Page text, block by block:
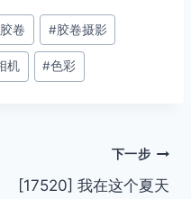
胶卷 #胶卷摄影
机 #色彩
下一步
[17520] 我在这个夏天